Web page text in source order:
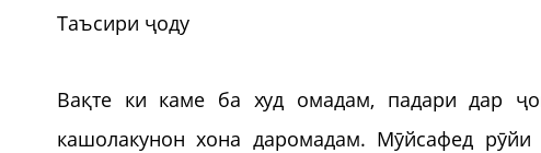
Таъсири ҷоду
Вақте ки каме ба худ омадам, падари дар
кашолакунон хона даромадам. Мӯйсафед